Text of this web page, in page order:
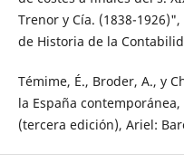
Trenor y Cía. (1838-
de Historia de la
Témime, É., Broder, A., y
la España
(tercera edición), Ariel: